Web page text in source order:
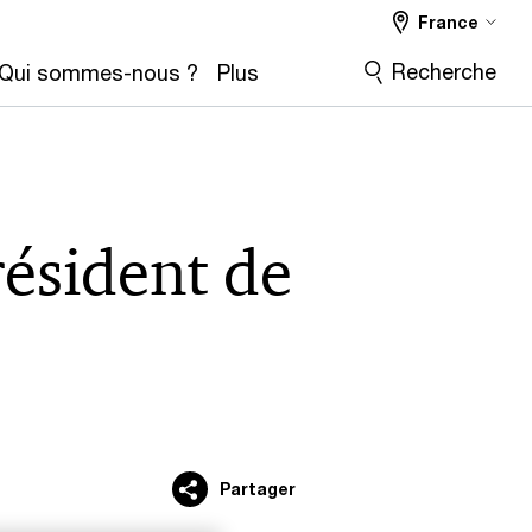
Qui sommes-nous ? Plus
France
Recherche
de
Partager